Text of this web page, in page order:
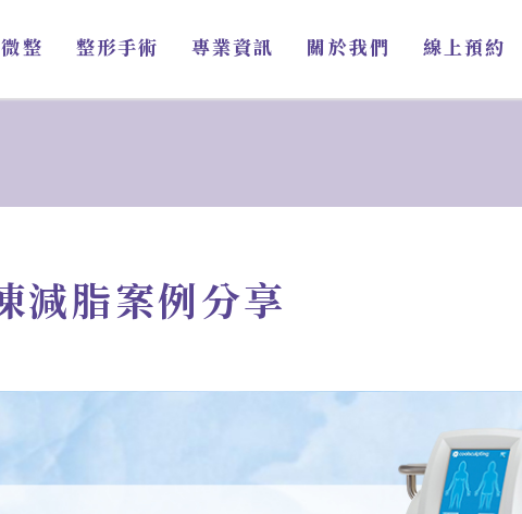
整 整形手術 專業資訊 關於我們 線上預約
減脂案例分享